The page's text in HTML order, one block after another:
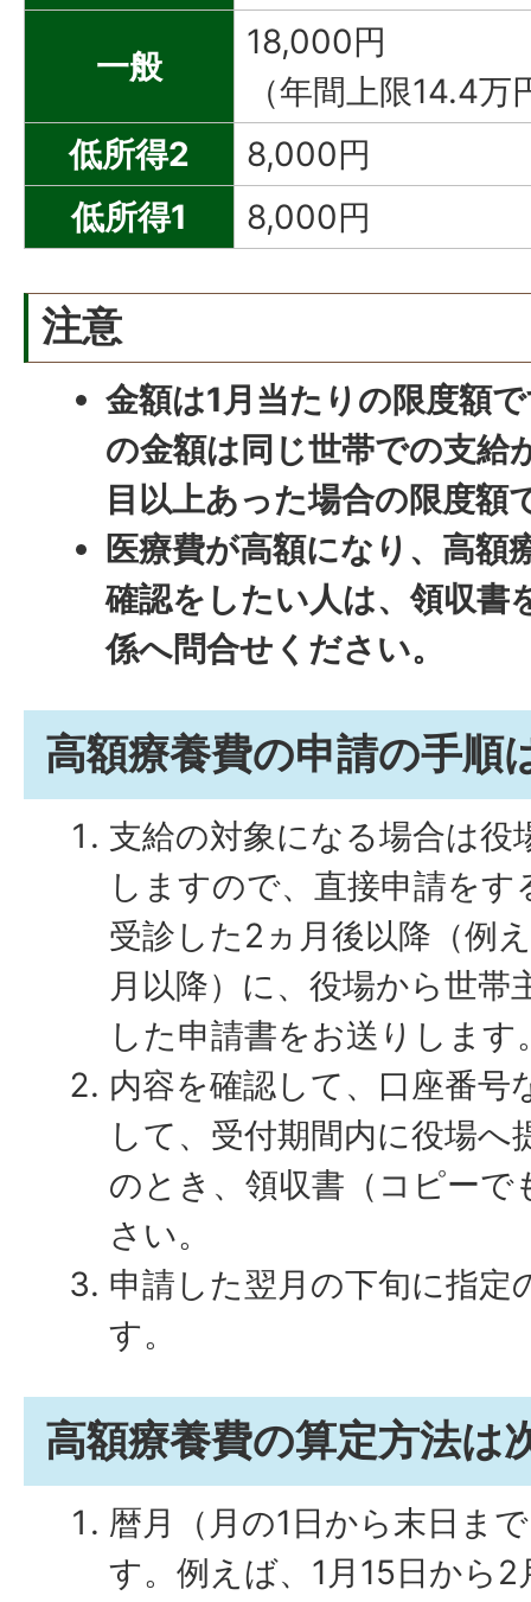
一般
18,000円
（年間上限14.4万
低所得2
8,000円
低所得1
8,000円
注意
金額は1月当たりの限度額
の金額は同じ世帯での支給
目以上あった場合の限度額
医療費が高額になり、高額
確認をしたい人は、領収書
係へ問合せください。
高額療養費の申請の手順
支給の対象になる場合は役
しますので、直接申請を
受診した2ヵ月後以降（例
月以降）に、役場から世帯
した申請書をお送りします
内容を確認して、口座番号
して、受付期間内に役場
のとき、領収書（コピー
さい。
申請した翌月の下旬に指定
す。
高額療養費の算定方法は
暦月（月の1日から末日ま
す。例えば、1月15日から